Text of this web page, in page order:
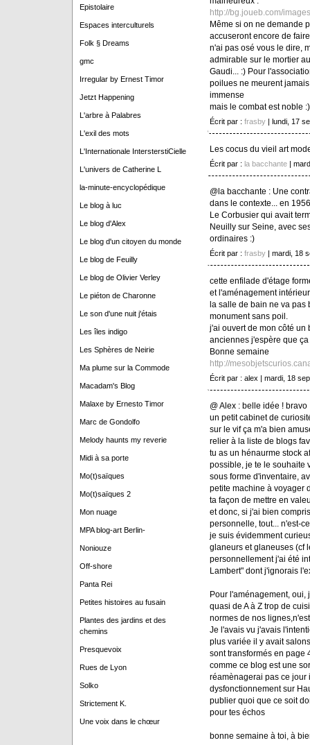
Epistolaire
Espaces interculturels
Folk § Dreams
gmc
Irregular by Ernest Timor
Jetzt Happening
L'arbre à Palabres
L'exil des mots
L'Internationale IntersterstiCielle
L'univers de Catherine L
la-minute-encyclopédique
Le blog à luc
Le blog d'Alex
Le blog d'un citoyen du monde
Le blog de Feuilly
Le blog de Olivier Verley
Le piéton de Charonne
Le son d'une nuit j'étais
Les îles indigo
Les Sphères de Neirie
Ma plume sur la Commode
Macadam's Blog
Malaxe by Ernesto Timor
Marc de Gondolfo
Melody haunts my reverie
Midi à sa porte
Mo(t)saïques
Mo(t)saïques 2
Mon nuage
MPA blog-art Berlin-
Noniouze
Off-shore
Panta Rei
Petites histoires au fusain
Plantes des jardins et des
chemins
Presquevoix
Rues de Lyon
Solko
Strictement K.
Une voix dans le chœur
http://bg.joueb.com/
Même si on ne demande
accuseront encore de
n'ai pas osé vous le dire,
admirable sur le mortier
Gaudi... :) Pour
poilues ne meurent
immense
mais le combat est noble :)
Écrit par : frasby| lundi, 17
Les cocus du vieil art
Écrit par : la bacchante|
@la bacchante : Une
dans le contexte... en
Le Corbusier qui avait
Neuilly sur Seine, avec
ordinaires :)
Écrit par : frasby| mardi, 18
cette enfilade d'étage
et l'aménagement
la salle de bain ne va pas
monument sans poil.
j'ai ouvert de mon côté un
anciennes j'espère que
Bonne semaine
http://
Écrit par : alex | mardi, 18
@ Alex : belle idée !
un petit cabinet de
sur le vif ça m'a bien
relier à la liste de blogs
tu as un hénaurme stock
possible, je te le souhaite
sous forme d'inventaire,
petite machine à voyager
ta façon de mettre en
et donc, si j'ai bien
personnelle, tout... n'est-
je suis évidemment
glaneurs et glaneuses (cf
personnellement j'ai été
Lambert" dont j'ignorais
Pour l'aménagement, oui,
quasi de A à Z trop de
normes de nos
Je l'avais vu j'avais
plus variée il y avait
sont transformés en page
comme ce blog est une
réamènagerai pas ce jour
dysfonctionnement sur
publier quoi que ce soit
pour tes échos
bonne semaine à toi, à